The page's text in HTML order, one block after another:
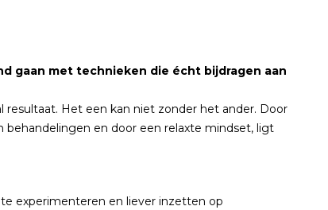
gaan met technieken die écht bijdragen aan
Het een kan niet zonder het ander. Door
en door een relaxte mindset, ligt
experimenteren en liever inzetten op